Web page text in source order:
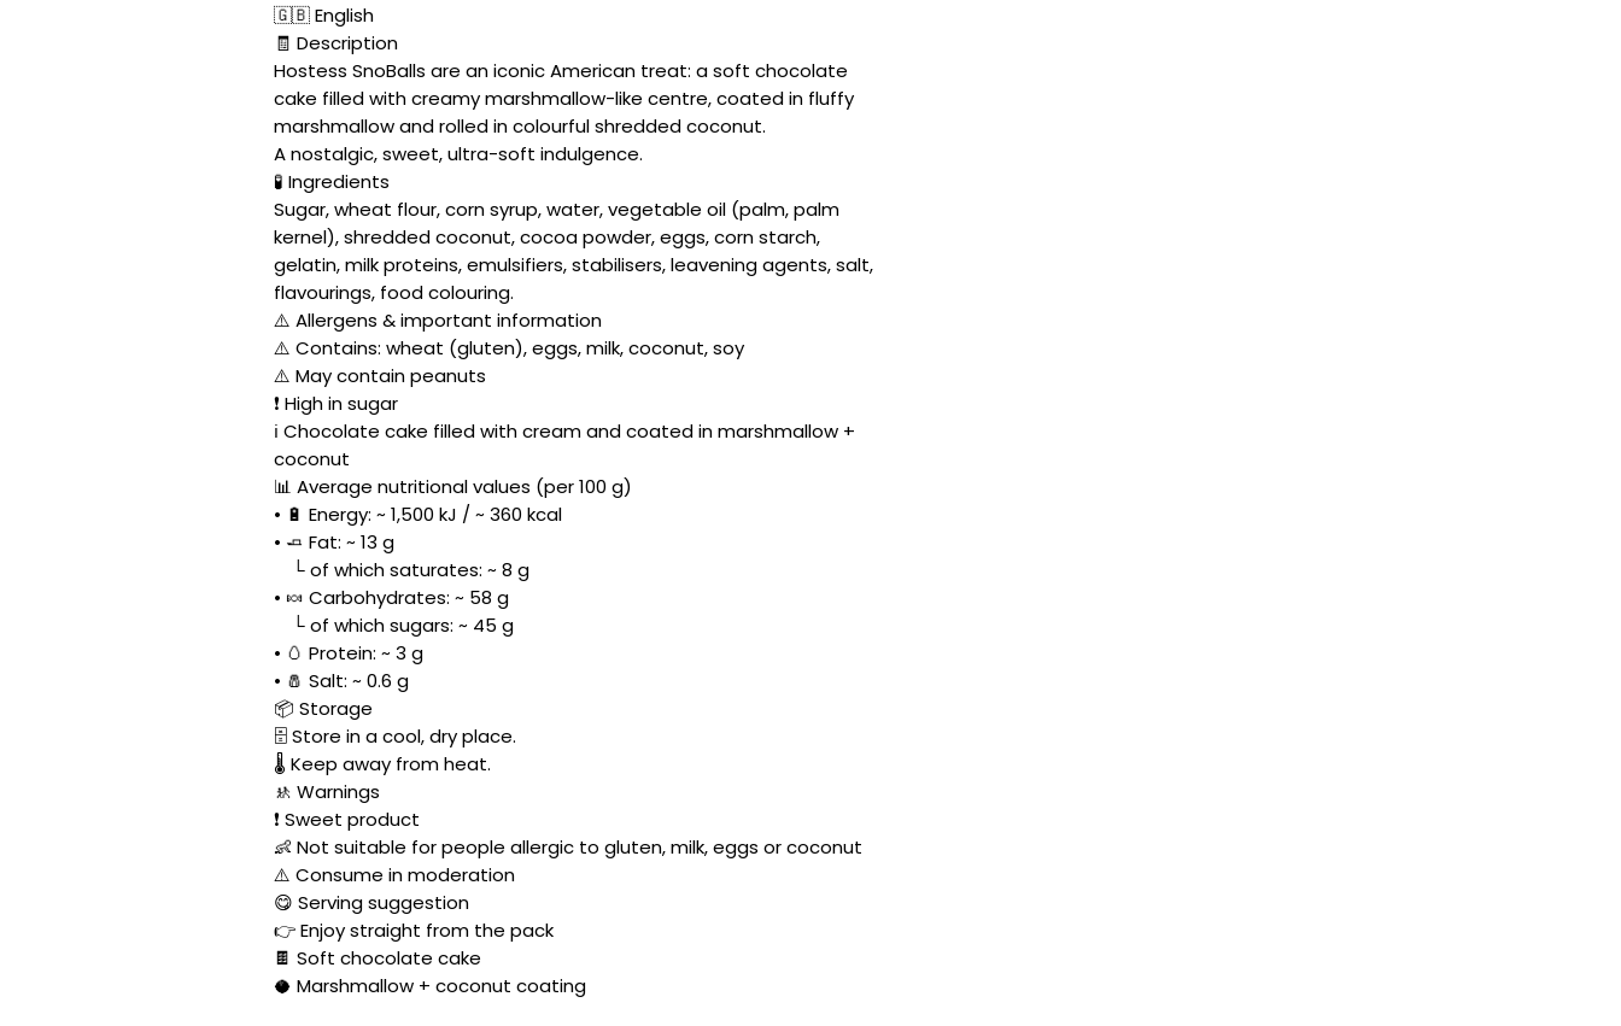
🇬🇧 English
🧾 Description
Hostess SnoBalls are an iconic American treat: a soft chocolate
cake filled with creamy marshmallow-like centre, coated in fluffy
marshmallow and rolled in colourful shredded coconut.
A nostalgic, sweet, ultra-soft indulgence.
🧪 Ingredients
Sugar, wheat flour, corn syrup, water, vegetable oil (palm, palm
kernel), shredded coconut, cocoa powder, eggs, corn starch,
gelatin, milk proteins, emulsifiers, stabilisers, leavening agents, salt,
flavourings, food colouring.
⚠️ Allergens & important information
⚠️ Contains: wheat (gluten), eggs, milk, coconut, soy
⚠️ May contain peanuts
❗ High in sugar
ℹ️ Chocolate cake filled with cream and coated in marshmallow +
coconut
📊 Average nutritional values (per 100 g)
• 🔋 Energy: ~ 1,500 kJ / ~ 360 kcal
• 🧈 Fat: ~ 13 g
└ of which saturates: ~ 8 g
• 🍬 Carbohydrates: ~ 58 g
└ of which sugars: ~ 45 g
• 🥚 Protein: ~ 3 g
• 🧂 Salt: ~ 0.6 g
📦 Storage
🗄️ Store in a cool, dry place.
🌡️ Keep away from heat.
🚸 Warnings
❗ Sweet product
👶 Not suitable for people allergic to gluten, milk, eggs or coconut
⚠️ Consume in moderation
😋 Serving suggestion
👉 Enjoy straight from the pack
🍫 Soft chocolate cake
🥥 Marshmallow + coconut coating